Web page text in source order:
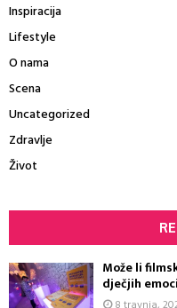
Inspiracija
Lifestyle
O nama
Scena
Uncategorized
Zdravlje
Život
Može li
dječjih